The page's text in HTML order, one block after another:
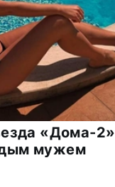
«Дома-2»
мужем